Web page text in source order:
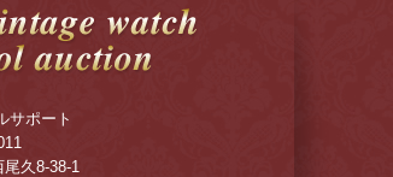
サポート
久8-38-1